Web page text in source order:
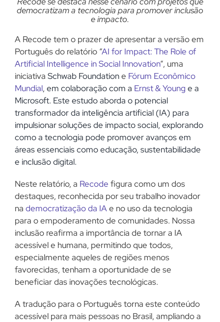
democratizam a tecnologia para promover inclusão
e impacto.
A Recode tem o prazer de apresentar a versão em
Português do relatório “AI for Impact: The Role of
Artificial Intelligence in Social Innovation“, uma
iniciativa Schwab Foundatione Fórum Econômico
Mundial, em colaboração com a Ernst & Young e a
Microsoft. Este estudo aborda o potencial
transformador da inteligência artificial (IA) para
impulsionar soluções de impacto social, explorando
como a tecnologia pode promover avanços em
áreas essenciais como educação, sustentabilidade
e inclusão digital.
Neste relatório, a Recode figura como um dos
destaques, reconhecida por seu trabalho inovador
na democratização da IAe no uso da tecnologia
para o empoderamento de comunidades. Nossa
inclusão reafirma a importância de tornar a IA
acessível e humana, permitindo que todos,
especialmente aqueles de regiões menos
favorecidas, tenham a oportunidade de se
beneficiar das inovações tecnológicas.
A tradução para o Português torna este conteúdo
acessível para mais pessoas no Brasil, ampliando a